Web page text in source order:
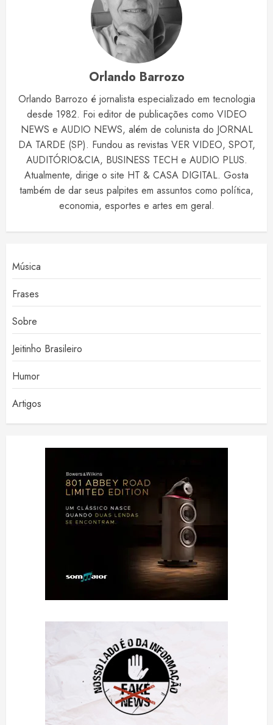
Orlando Barrozo
Orlando Barrozo é jornalista especializado em tecnologia
desde 1982. Foi editor de publicações como VIDEO
NEWS e AUDIO NEWS, além de colunista do JORNAL
DA TARDE (SP). Fundou as revistas VER VIDEO, SPOT,
AUDITÓRIO&CIA, BUSINESS TECH e AUDIO PLUS.
Atualmente, dirige o site HT & CASA DIGITAL. Gosta
também de dar seus palpites em assuntos como política,
economia, esportes e artes em geral.
Música
Frases
Sobre
Jeitinho Brasileiro
Humor
Artigos